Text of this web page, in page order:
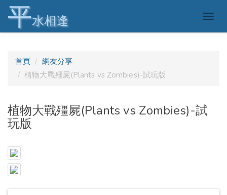
平水相逢
首頁
網友分享
植物大戰殭屍(Plants vs Zombies)-試玩版
植物大戰殭屍(Plants vs Zombies)-試
玩版